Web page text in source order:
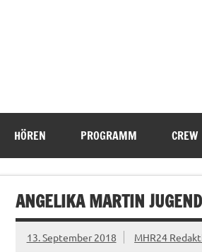
HÖREN PROGRAMM CREW
ANGELIKA MARTIN
13. September 2018 MHR24